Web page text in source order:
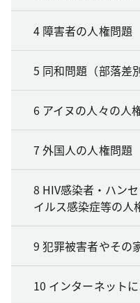
4 障害者の人権問題
5 同和問題（部落差別
6 アイヌの人々の人
7 外国人の人権問題
8 HIV感染者・ハン
イルス感染症等の人
9 犯罪被害者やその
10 インターネット